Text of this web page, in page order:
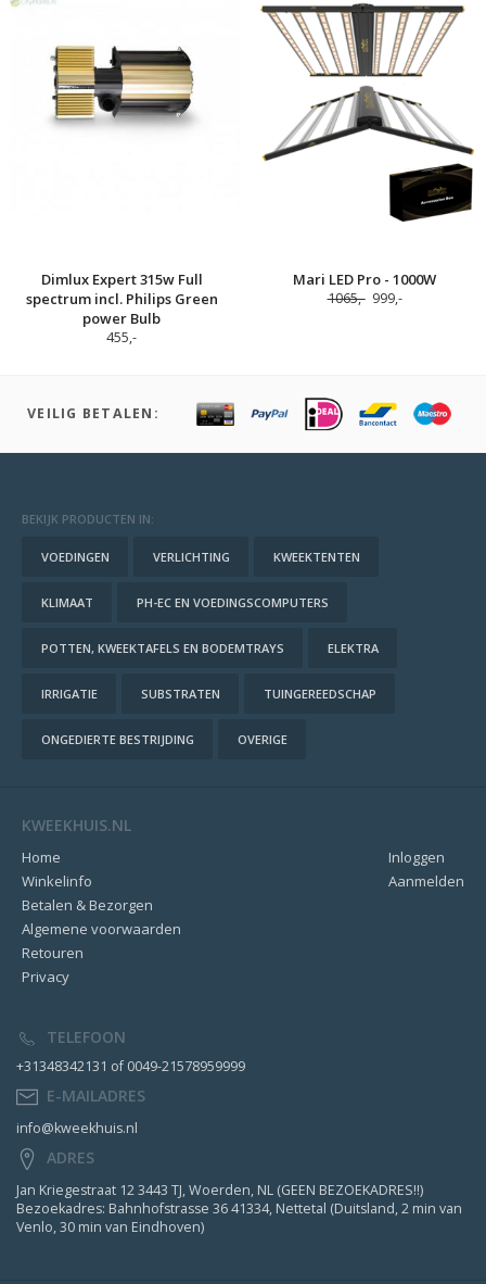
Dimlux Expert 315w Full
spectrum incl. Philips Green
power Bulb
455,-
Mari LED Pro - 1000W
1065,-999,-
VEILIG BETALEN:
BEKIJK PRODUCTEN IN:
VOEDINGEN VERLICHTING KWEEKTENTEN
KLIMAAT PH-EC EN VOEDINGSCOMPUTERS
POTTEN, KWEEKTAFELS EN BODEMTRAYS ELEKTRA
IRRIGATIE SUBSTRATEN TUINGEREEDSCHAP
ONGEDIERTE BESTRIJDING OVERIGE
KWEEKHUIS.NL
Inloggen
Aanmelden
Home
Winkelinfo
Betalen & Bezorgen
Algemene voorwaarden
Retouren
Privacy
TELEFOON
+31348342131 of 0049-21578959999
E-MAILADRES
info@kweekhuis.nl
ADRES
Jan Kriegestraat 12 3443 TJ, Woerden, NL (GEEN BEZOEKADRES!!)
Bezoekadres: Bahnhofstrasse 36 41334, Nettetal (Duitsland, 2 min van
Venlo, 30 min van Eindhoven)